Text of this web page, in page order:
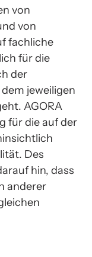
von
von
fachliche
für die
der
jeweiligen
AGORA
für die auf der
Des
hin, dass
anderer